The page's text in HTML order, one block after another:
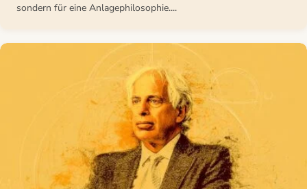
sondern für eine Anlagephilosophie....